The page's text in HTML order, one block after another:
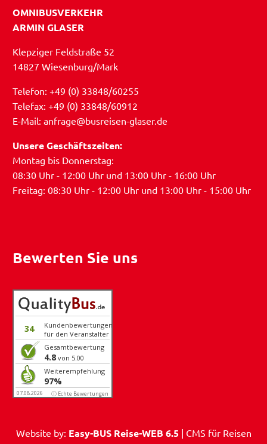
OMNIBUSVERKEHR
ARMIN GLASER
Klepziger Feldstraße 52
14827 Wiesenburg/Mark
Telefon: +49 (0) 33848/60255
Telefax: +49 (0) 33848/60912
E-Mail: anfrage@busreisen-glaser.de
Unsere Geschäftszeiten:
Montag bis Donnerstag:
08:30 Uhr - 12:00 Uhr und 13:00 Uhr - 16:00 Uhr
Freitag: 08:30 Uhr - 12:00 Uhr und 13:00 Uhr - 15:00 Uhr
Bewerten Sie uns
34
Kundenbewertungen
für den Veranstalter
Gesamtbewertung
4.8 von 5.00
Weiterempfehlung
97%
07.08.2026 ⓘ Echte Bewertungen
Website by: Easy-BUS Reise-WEB 6.5| CMS für Reisen